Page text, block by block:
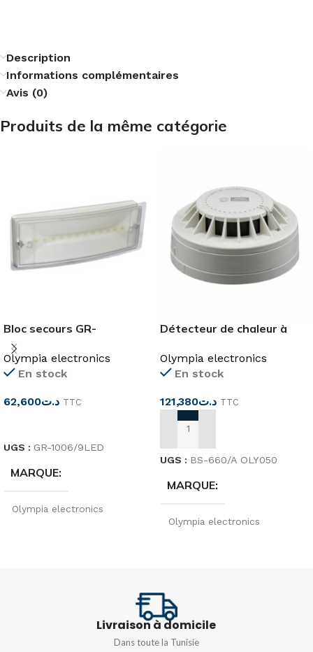
Description
Informations complémentaires
Avis (0)
Produits de la même catégorie
Bloc secours GR-
1006/9LED
Olympia electronics
En stock
د.ت62,600
TTC
UGS : GR-1006/9LED
MARQUE
Olympia electronics
3W
Détecteur de chaleur à
Olympia electronics
En stock
د.ت121,380 TTC
AJOUTER AU PANIER
UGS : BS-660/A OLY050
MARQUE
Olympia electronics
TENSION
SENSIBILITÉ
Livraison à domicile
Dans toute la Tunisie